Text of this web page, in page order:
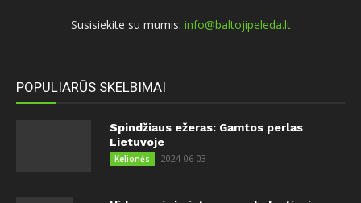
Susisiekite su mumis: info@baltojipeleda.lt
POPULIARŪS SKELBIMAI
Spindžiaus ežeras: Gamtos perlas
Lietuvoje
Kelionės 2024-06-03